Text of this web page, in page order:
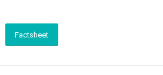
Factsheet